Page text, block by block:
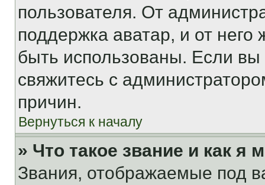
пользователя. От
поддержка аватар, и от него
быть использованы. Если
свяжитесь с
причин.
Вернуться к началу
» Что такое звание и как я
Звания, отображаемые под